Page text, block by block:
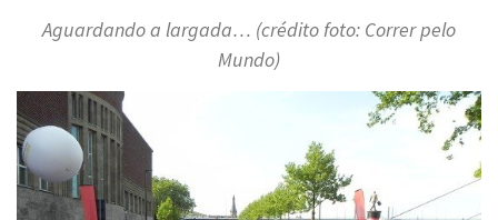
Aguardando a largada… (crédito foto: Correr pelo
Mundo)